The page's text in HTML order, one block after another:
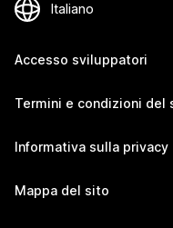
Accesso sviluppatori
Termini e condizioni del
Informativa sulla privacy
Mappa del sito